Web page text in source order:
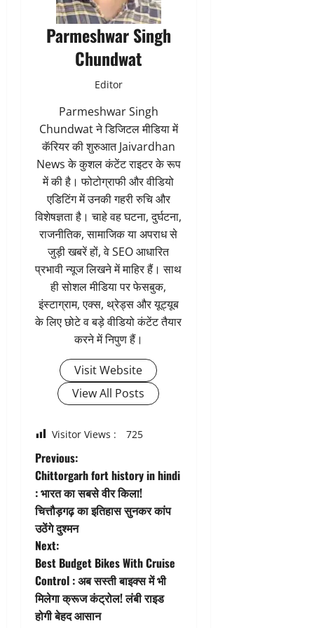
Parmeshwar Singh
Chundwat
Editor
Parmeshwar Singh
Chundwat ने डिजिटल मीडिया में
कॅरियर की शुरुआत Jaivardhan
News के कुशल कंटेंट राइटर के रूप
में की है। फोटोग्राफी और वीडियो
एडिटिंग में उनकी गहरी रुचि और
विशेषज्ञता है। चाहे वह घटना, दुर्घटना,
राजनीतिक, सामाजिक या अपराध से
जुड़ी खबरें हों, वे SEO आधारित
प्रभावी न्यूज लिखने में माहिर हैं। साथ
ही सोशल मीडिया पर फेसबुक,
इंस्टाग्राम, एक्स, थ्रेड्स और यूट्यूब
के लिए छोटे व बड़े वीडियो कंटेंट तैयार
करने में निपुण हैं।
Visit Website
View All Posts
Visitor Views : 725
P
o
s
t
n
a
Previous:
Chittorgarh fort history in hindi
: भारत का सबसे वीर किला!
चित्तौड़गढ़ का इतिहास सुनकर कांप
उठेंगे दुश्मन
Next:
Best Budget Bikes With Cruise
Control : अब सस्ती बाइक्स में भी
मिलेगा क्रूज कंट्रोल! लंबी राइड
होगी बेहद आसान